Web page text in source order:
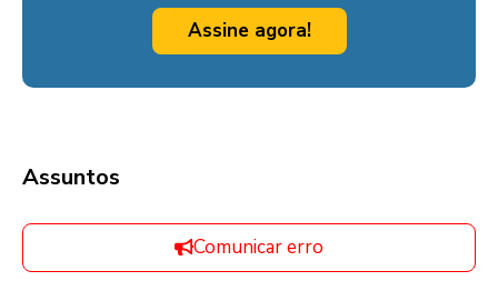
Assine agora!
Assuntos
Comunicar erro